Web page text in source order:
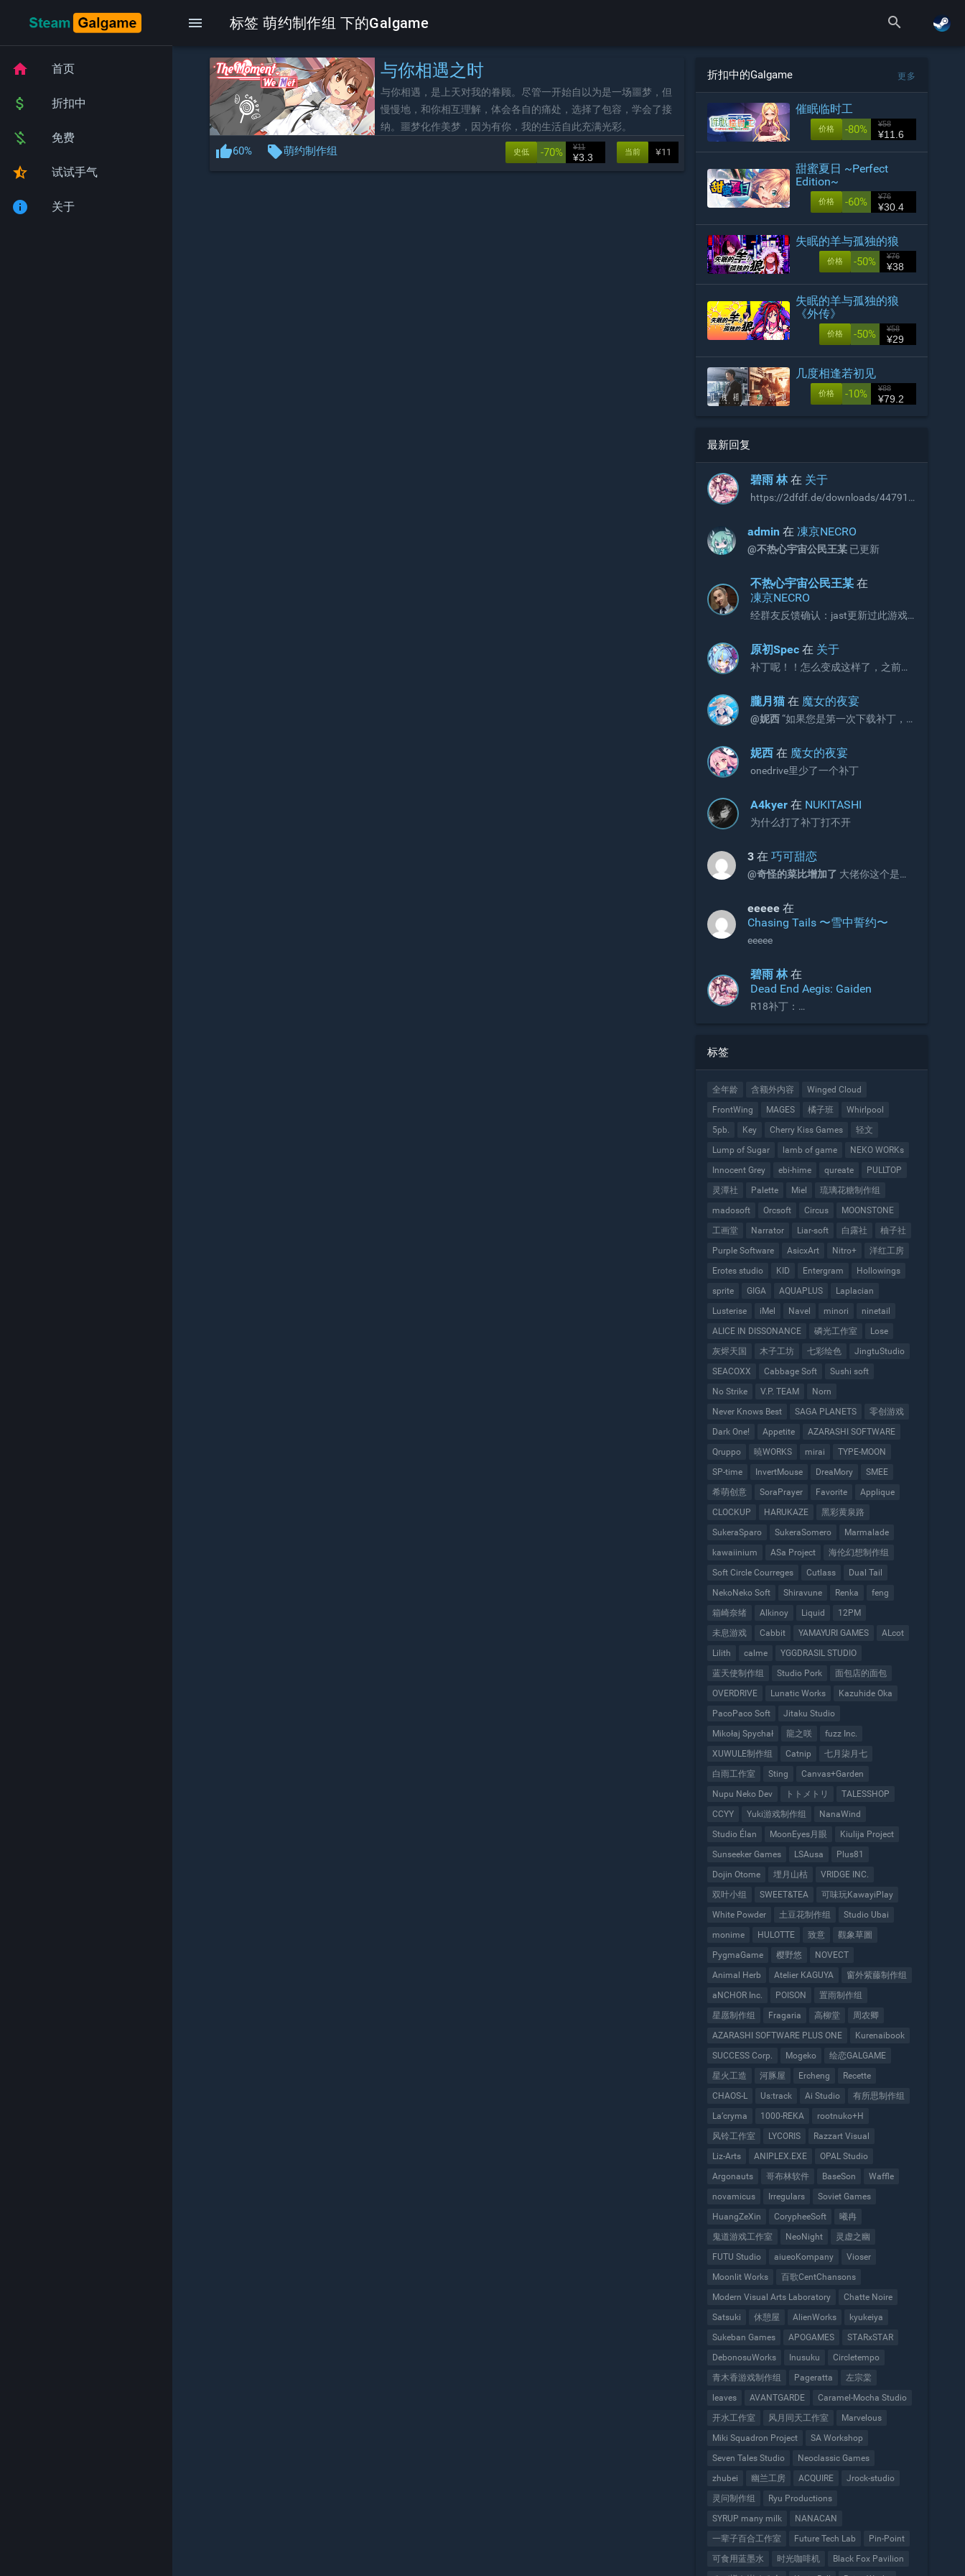
menu 标签 萌约制作组 下的Galgame search
home 首页
attach_money 折扣中
money_off 免费
star_half 试试手气
info 关于
与你相遇之时
与你相遇，是上天对我的眷顾。尽管一开始自以为是一场噩梦，但
慢慢地，和你相互理解，体会各自的痛处，选择了包容，学会了接
纳。噩梦化作美梦，因为有你，我的生活自此充满光彩。
thumb_up60% local_offer萌约制作组 ¥11
当前
-70% ¥11
¥3.3
史低
折扣中的Galgame 更多
催眠临时工
-80% ¥58
¥11.6
价格
甜蜜夏日 ~Perfect
Edition~
-60% ¥76
¥30.4
价格
失眠的羊与孤独的狼
-50% ¥76
¥38
价格
失眠的羊与孤独的狼
《外传》
-50% ¥58
¥29
价格
几度相逢若初见
-10% ¥88
¥79.2
价格
最新回复
碧雨 林 在 关于
https://2dfdf.de/downloads/44791
R18补丁，无需积分即可下载，站长
可以考虑收录
admin 在凍京NECRO
@不热心宇宙公民王某 已更新
不热心宇宙公民王某 在
凍京NECRO
经群友反馈确认：jast更新过此游戏
的问题。 V3版本补丁官方链接如下，
请更新官网链接与onedrive文件：
https://jaststore.com/zh...
原初Spec 在 关于
补丁呢！！怎么变成这样了，之前不
朧月猫 在 魔女的夜宴
@妮西“如果您是第一次下载补丁，
额外下载增益更新补丁。”
妮西 在 魔女的夜宴
onedrive里少了一个补丁
A4kyer 在 NUKITASHI
为什么打了补丁打不开
3 在巧可甜恋
@奇怪的菜比增加了
eeeee 在
Chasing Tails 〜雪中誓约〜
eeeee
碧雨 林 在
Dead End Aegis: Gaiden
R18补丁：
标签
全年龄 含额外内容
Winged Cloud
FrontWing
MAGES 橘子班
Whirlpool
5pb.
Key Cherry Kiss Games
轻文
Lump of Sugar
lamb of game
NEKO WORKs
Innocent Grey
ebi-hime qureate
PULLTOP
灵潭社
Palette Miel
琉璃花糖制作组
madosoft
Orcsoft Circus
MOONSTONE
工画堂
Narrator Liar-soft 白露社
柚子社
Purple Software
AsicxArt Nitro+
洋红工房
Erotes studio
KID Entergram
Hollowings
sprite
GIGA AQUAPLUS
Laplacian
Lusterise
iMel Navel minori
ninetail
ALICE IN DISSONANCE
磷光工作室
Lose
灰烬天国
木子工坊 七彩绘色
JingtuStudio
SEACOXX
Cabbage Soft
Sushi soft
No Strike
V.P. TEAM
Norn
Never Knows Best
SAGA PLANETS
零创游戏
Dark One!
Appetite
AZARASHI SOFTWARE
Qruppo
暁WORKS mirai
TYPE-MOON
SP-time
InvertMouse DreaMory
SMEE
希萌创意
SoraPrayer Favorite
Applique
CLOCKUP
HARUKAZE
黑彩黄泉路
SukeraSparo
SukeraSomero
Marmalade
kawaiinium
ASa Project
海伦幻想制作组
Soft Circle Courreges
Cutlass
Dual Tail
NekoNeko Soft
Shiravune Renka
feng
箱崎奈绪
Alkinoy Liquid
12PM
未息游戏
Cabbit YAMAYURI GAMES
ALcot
Lilith
calme
YGGDRASIL STUDIO
蓝天使制作组
Studio Pork
面包店的面包
OVERDRIVE
Lunatic Works
Kazuhide Oka
PacoPaco Soft
Jitaku Studio
Mikołaj Spychał
龍之咲
fuzz Inc.
XUWULE制作组
Catnip
七月柒月七
白雨工作室
Sting
Canvas+Garden
Nupu Neko Dev
トトメトリ
TALESSHOP
CCYY
Yuki游戏制作组
NanaWind
Studio Élan
MoonEyes月眼
Kiulija Project
Sunseeker Games
LSAusa
Plus81
Dojin Otome
埋月山枯
VRIDGE INC.
双叶小组
SWEET&TEA
可味玩KawayiPlay
White Powder
土豆花制作组
Studio Ubai
monime
HULOTTE 致意
觀象草圖
PygmaGame
樱野悠
NOVECT
Animal Herb
Atelier KAGUYA
窗外紫藤制作组
aNCHOR Inc.
POISON
置雨制作组
星愿制作组
Fragaria 高柳堂
周农卿
AZARASHI SOFTWARE PLUS ONE
Kurenaibook
SUCCESS Corp.
Mogeko
绘恋GALGAME
星火工造
河豚屋 Ercheng
Recette
CHAOS-L
Us:track Ai Studio
有所思制作组
La’cryma
1000-REKA
rootnuko+H
风铃工作室
LYCORIS
Razzart Visual
Liz-Arts
ANIPLEX.EXE
OPAL Studio
Argonauts
哥布林软件 BaseSon
Waffle
novamicus
Irregulars
Soviet Games
HuangZeXin
CorypheeSoft
曦冉
鬼道游戏工作室
NeoNight
灵虚之幽
FUTU Studio
aiueoKompany
Vioser
Moonlit Works
百歌CentChansons
Modern Visual Arts Laboratory
Chatte Noire
Satsuki
休憩屋 AlienWorks
kyukeiya
Sukeban Games
APOGAMES
STARxSTAR
DebonosuWorks
Inusuku
Circletempo
青木香游戏制作组
Pageratta
左宗棠
leaves
AVANTGARDE
Caramel-Mocha Studio
开水工作室
风月同天工作室
Marvelous
Miki Squadron Project
SA Workshop
Seven Tales Studio
Neoclassic Games
zhubei
幽兰工房 ACQUIRE
Jrock-studio
灵问制作组
Ryu Productions
SYRUP many milk
NANACAN
一辈子百合工作室
Future Tech Lab
Pin-Point
可食用蓝墨水
时光咖啡机
Black Fox Pavilion